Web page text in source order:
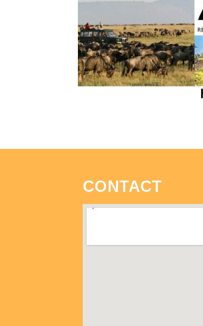
CONTACT